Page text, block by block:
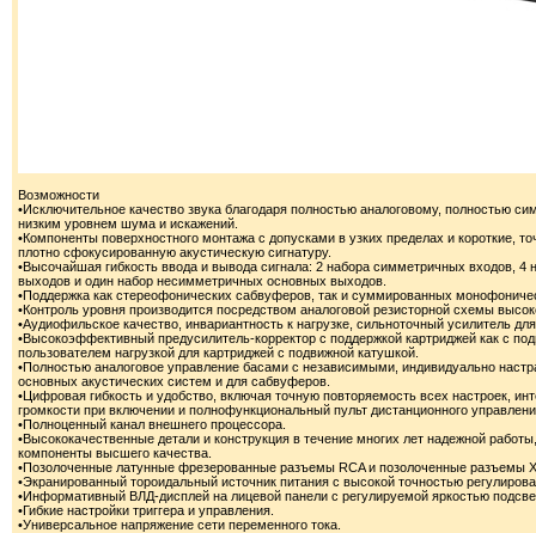
Возможности
•Исключительное качество звука благодаря полностью аналоговому, полностью
низким уровнем шума и искажений.
•Компоненты поверхностного монтажа с допусками в узких пределах и короткие,
плотно сфокусированную акустическую сигнатуру.
•Высочайшая гибкость ввода и вывода сигнала: 2 набора симметричных входов,
выходов и один набор несимметричных основных выходов.
•Поддержка как стереофонических сабвуферов, так и суммированных
•Контроль уровня производится посредством аналоговой резисторной схемы
•Аудиофильское качество, инвариантность к нагрузке, сильноточный усилитель
•Высокоэффективный предусилитель-корректор с поддержкой картриджей как с
пользователем нагрузкой для картриджей с подвижной катушкой.
•Полностью аналоговое управление басами с независимыми, индивидуально
основных акустических систем и для сабвуферов.
•Цифровая гибкость и удобство, включая точную повторяемость всех настроек,
громкости при включении и полнофункциональный пульт дистанционного
•Полноценный канал внешнего процессора.
•Высококачественные детали и конструкция в течение многих лет надежной
компоненты высшего качества.
•Позолоченные латунные фрезерованные разъемы RCA и позолоченные разъемы
•Экранированный тороидальный источник питания с высокой точностью
•Информативный ВЛД-дисплей на лицевой панели с регулируемой яркостью
•Гибкие настройки триггера и управления.
•Универсальное напряжение сети переменного тока.